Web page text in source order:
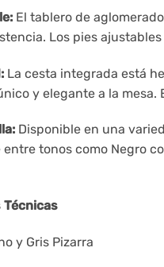
El tablero de
Los pies
La cesta integrada está
y elegante a la
Disponible en una
tonos como Negro
Técnicas
y Gris Pizarra